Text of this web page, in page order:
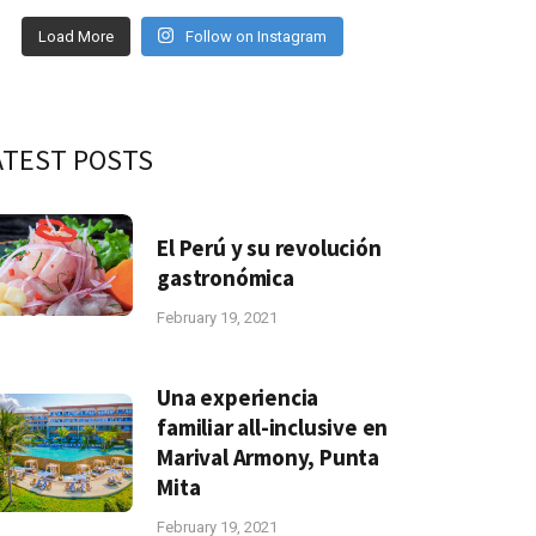
Load More Follow on Instagram
POSTS
El Perú y su revolución
gastronómica
February 19, 2021
Una experiencia
familiar all-inclusive en
Marival Armony, Punta
Mita
February 19, 2021